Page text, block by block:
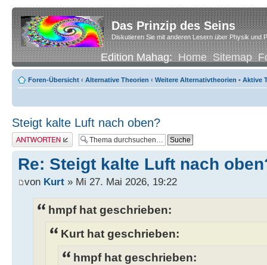
Das Prinzip des Seins
Diskutieren Sie mit anderen Lesern über Physik und
Edition Mahag:Home Sitemap
Foren-Übersicht ‹ Alternative Theorien ‹ Weitere Alternativtheorien • Aktive
Steigt kalte Luft nach oben?
Antwort erstellen
Re: Steigt kalte Luft nach
von Kurt » Mi 27. Mai 2026, 19:22
hmpf hat geschrieben:
Kurt hat geschrieben:
hmpf hat geschrieben: